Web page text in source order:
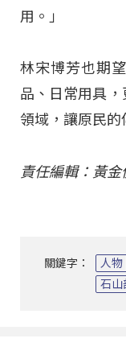
用。」
林宋博芳也期
品、日常用具
領域，讓原民的
責任編輯：黃金
關鍵字： 人物
石山